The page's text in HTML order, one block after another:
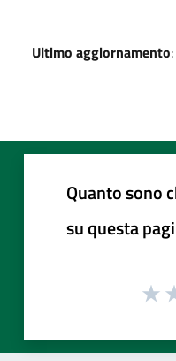
Ultimo aggiornamento
Quanto sono
su questa